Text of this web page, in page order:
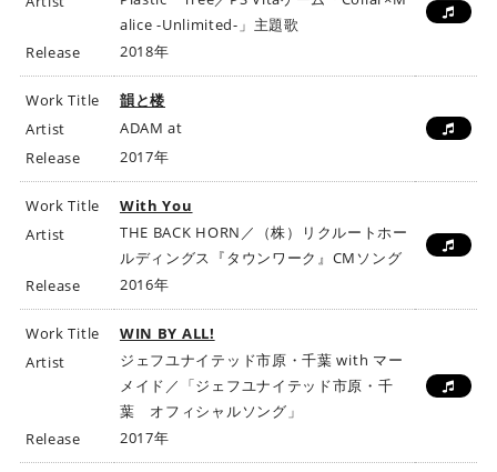
alice -Unlimited-」主題歌
Release
2018年
Work Title
韻と楼
Artist
ADAM at
Release
2017年
Work Title
With You
Artist
THE BACK HORN／（株）リクルートホー
ルディングス『タウンワーク』CMソング
Release
2016年
Work Title
WIN BY ALL!
Artist
ジェフユナイテッド市原・千葉 with マー
メイド／「ジェフユナイテッド市原・千
葉 オフィシャルソング」
Release
2017年